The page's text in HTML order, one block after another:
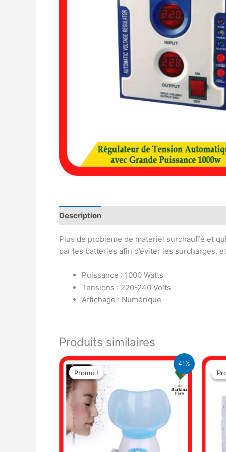
Description
Plus de problème de matériel surchauffé et
par les batteries afin d’éviter les surcharges,
Puissance : 1000 Watts
Tensions : 220-240 Volts
Affichage : Numérique
Produits similaires
41%
Promo !
Promo !
Le
prix
initial
était :
16.900 CFA.
Le
9.900 CFA.